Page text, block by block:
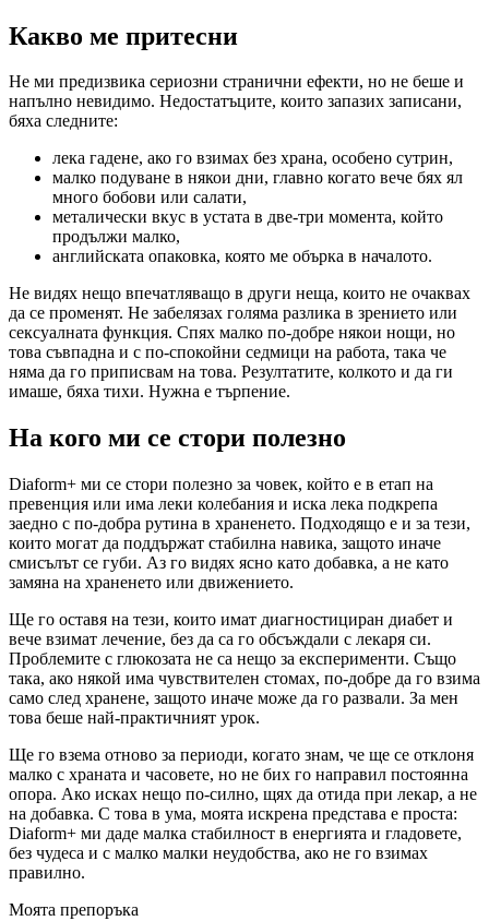
Какво ме притесни
Не ми предизвика сериозни странични ефекти, но не беше и
напълно невидимо. Недостатъците, които запазих записани,
бяха следните:
лека гадене, ако го взимах без храна, особено сутрин,
малко подуване в някои дни, главно когато вече бях ял
много бобови или салати,
металически вкус в устата в две-три момента, който
продължи малко,
английската опаковка, която ме обърка в началото.
Не видях нещо впечатляващо в други неща, които не очаквах
да се променят. Не забелязах голяма разлика в зрението или
сексуалната функция. Спях малко по-добре някои нощи, но
това съвпадна и с по-спокойни седмици на работа, така че
няма да го приписвам на това. Резултатите, колкото и да ги
имаше, бяха тихи. Нужна е търпение.
На кого ми се стори полезно
Diaform+ ми се стори полезно за човек, който е в етап на
превенция или има леки колебания и иска лека подкрепа
заедно с по-добра рутина в храненето. Подходящо е и за тези,
които могат да поддържат стабилна навика, защото иначе
смисълът се губи. Аз го видях ясно като добавка, а не като
замяна на храненето или движението.
Ще го оставя на тези, които имат диагностициран диабет и
вече взимат лечение, без да са го обсъждали с лекаря си.
Проблемите с глюкозата не са нещо за експерименти. Също
така, ако някой има чувствителен стомах, по-добре да го взима
само след хранене, защото иначе може да го развали. За мен
това беше най-практичният урок.
Ще го взема отново за периоди, когато знам, че ще се отклоня
малко с храната и часовете, но не бих го направил постоянна
опора. Ако исках нещо по-силно, щях да отида при лекар, а не
на добавка. С това в ума, моята искрена представа е проста:
Diaform+ ми даде малка стабилност в енергията и гладовете,
без чудеса и с малко малки неудобства, ако не го взимах
правилно.
Моята препоръка